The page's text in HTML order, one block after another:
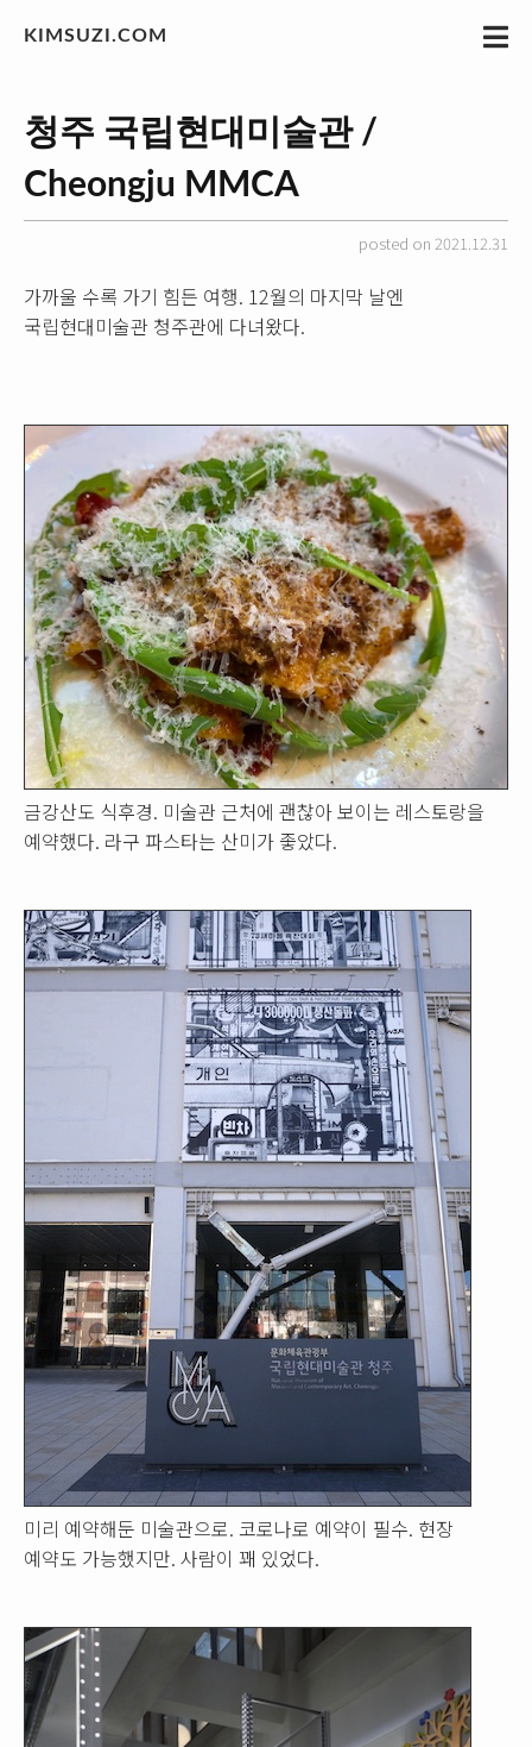
KIMSUZI.COM
청주 국립현대미술관 /
Cheongju MMCA
posted on 2021.12.31
가까울 수록 가기 힘든 여행. 12월의 마지막 날엔
국립현대미술관 청주관에 다녀왔다.
금강산도 식후경. 미술관 근처에 괜찮아 보이는 레스토랑을
예약했다. 라구 파스타는 산미가 좋았다.
미리 예약해둔 미술관으로. 코로나로 예약이 필수. 현장
예약도 가능했지만. 사람이 꽤 있었다.